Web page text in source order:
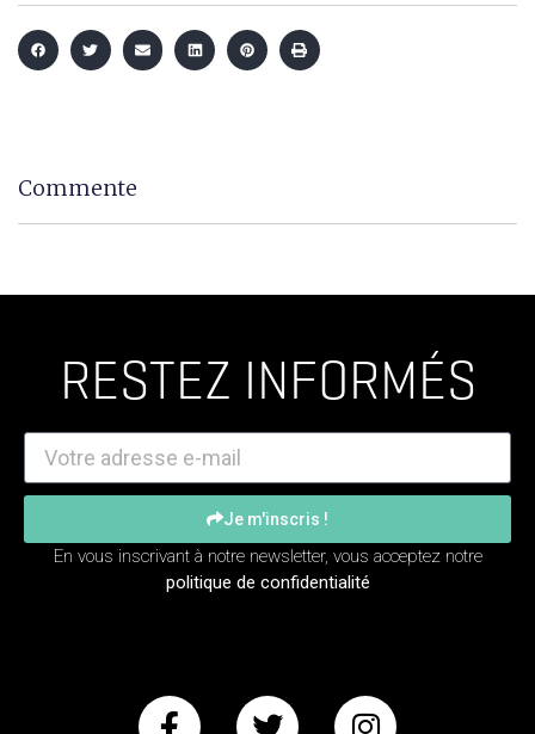
Commente
RESTEZ INFORMÉS
Je m'inscris !
En vous inscrivant à notre newsletter, vous acceptez notre
politique de confidentialité